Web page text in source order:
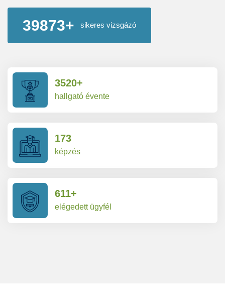
45700+ sikeres vizsgázó
4000+
hallgató évente
198
képzés
700+
elégedett ügyfél